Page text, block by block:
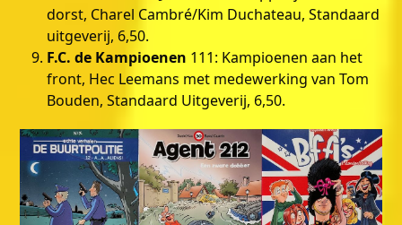
dorst, Charel Cambré/Kim Duchateau, Standaard
uitgeverij, 6,50.
F.C. de Kampioenen 111: Kampioenen aan het
front, Hec Leemans met medewerking van Tom
Bouden, Standaard Uitgeverij, 6,50.